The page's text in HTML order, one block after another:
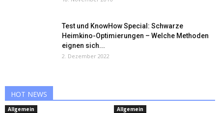
Test und KnowHow Special: Schwarze
Heimkino-Optimierungen – Welche Methoden
eignen sich...
2. Dezember 2022
HOT NEWS
Allgemein Allgemein